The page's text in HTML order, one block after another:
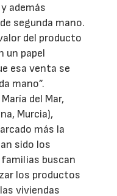
además
segunda mano.
del producto
un papel
esa venta se
mano”.
del Mar,
Murcia),
más la
sido los
buscan
los productos
viviendas